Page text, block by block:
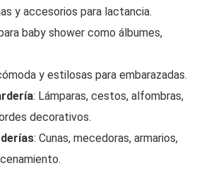
y accesorios para lactancia.
baby shower como álbumes,
y estilosas para embarazadas.
: Lámparas, cestos, alfombras,
decorativos.
: Cunas, mecedoras, armarios,